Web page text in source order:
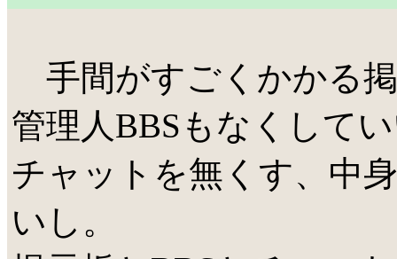
手間がすごくかかる
管理人BBSもなくして
チャットを無くす、中
いし。